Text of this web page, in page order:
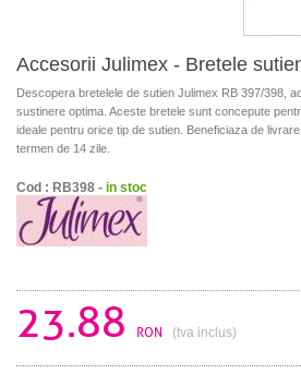
Accesorii Julimex - Bretele
Descopera bretelele de sutien Julimex RB 397/398,
sustinere optima. Aceste bretele sunt concepute
ideale pentru orice tip de sutien. Beneficiaza de
termen de 14 zile.
Cod : RB398 - in stoc
23.88 RON (tva inclus)